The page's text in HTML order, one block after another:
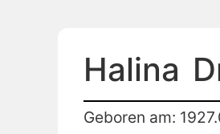
Halina
Geboren am: